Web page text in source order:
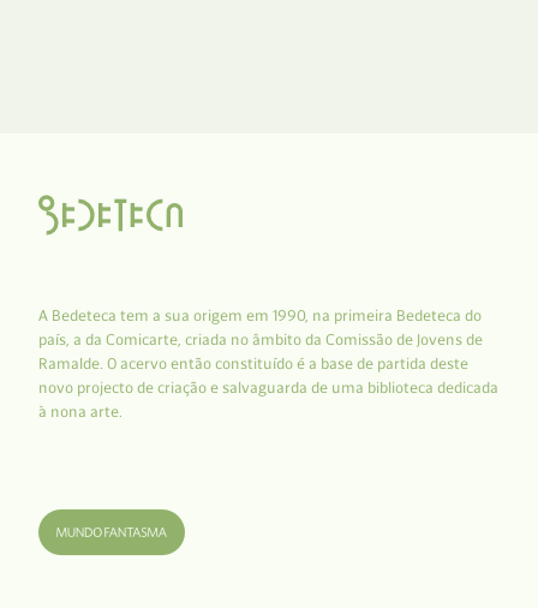
A Bedeteca tem a sua origem em 1990, na primeira Bedeteca do
país, a da Comicarte, criada no âmbito da Comissão de Jovens de
Ramalde. O acervo então constituído é a base de partida deste
novo projecto de criação e salvaguarda de uma biblioteca dedicada
à nona arte.